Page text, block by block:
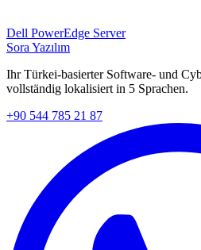
Dell PowerEdge Server
Sora Yazılım
Ihr Türkei-basierter Software- und
vollständig lokalisiert in 5 Sprachen.
+90 544 785 21 87